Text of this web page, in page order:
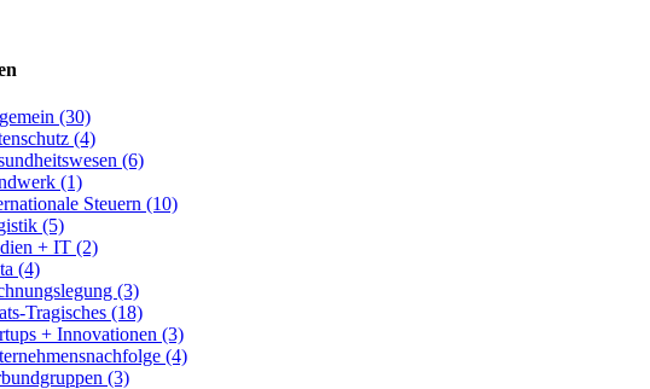
(30)
(4)
(6)
(1)
Steuern (10)
(5)
+ IT (2)
(4)
(3)
Tragisches (18)
+ Innovationen (3)
(4)
(3)